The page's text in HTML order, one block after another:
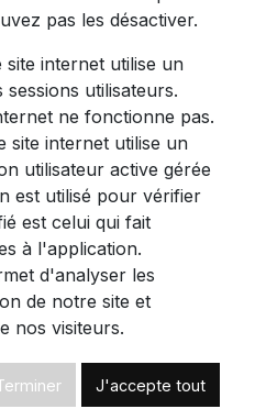
pour une
au service des
exigent uneprécision
doivent reproduire
des tapotements
chuchotements graves
sonore optimale
dansent autour de la
la saturation. Selon les
pas les désactiver.
site internet utilise un
utilisateurs.
ne fonctionne pas.
site internet utilise un
utilisateur active gérée
est utilisé pour vérifier
est celui qui fait
à l'application.
d'analyser les
de notre site et
nos visiteurs.
J'accepte tout